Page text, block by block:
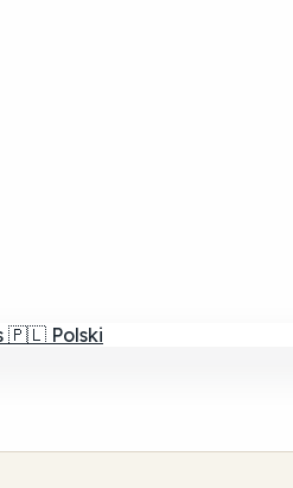
🇵🇱 Polski